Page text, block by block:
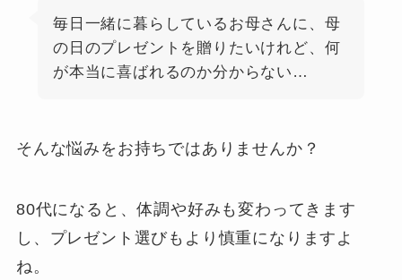
毎日一緒に暮らしているお母さんに、母
の日のプレゼントを贈りたいけれど、何
が本当に喜ばれるのか分からない…
そんな悩みをお持ちではありませんか？
80代になると、体調や好みも変わってきます
し、プレゼント選びもより慎重になりますよ
ね。